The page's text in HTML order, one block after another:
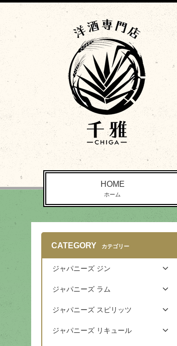
HOME
ホーム
CATEGORY カテゴリー
ジャパニーズ ジン
ジャパニーズ ラム
ジャパニーズ スピリッツ
ジャパニーズ リキュール